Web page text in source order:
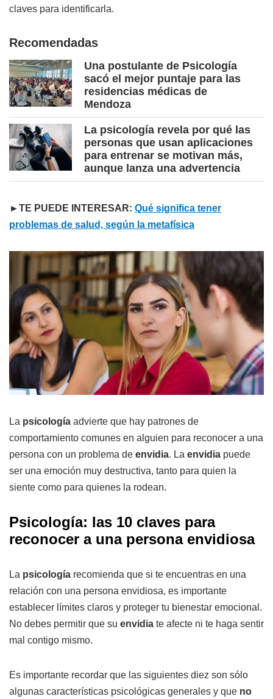
claves para identificarla.
Recomendadas
Una postulante de Psicología
sacó el mejor puntaje para las
residencias médicas de
Mendoza
La psicología revela por qué las
personas que usan aplicaciones
para entrenar se motivan más,
aunque lanza una advertencia
►TE PUEDE INTERESAR: Qué significa tener
problemas de salud, según la metafísica
La psicología advierte que hay patrones de
comportamiento comunes en alguien para reconocer a una
persona con un problema de envidia. La envidia puede
ser una emoción muy destructiva, tanto para quien la
siente como para quienes la rodean.
Psicología: las 10 claves para
reconocer a una persona envidiosa
La psicología recomienda que si te encuentras en una
relación con una persona envidiosa, es importante
establecer límites claros y proteger tu bienestar emocional.
No debes permitir que su envidia te afecte ni te haga sentir
mal contigo mismo.
Es importante recordar que las siguientes diez son sólo
algunas características psicológicas generales y que no